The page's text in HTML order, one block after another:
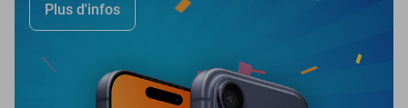
Plus d'infos